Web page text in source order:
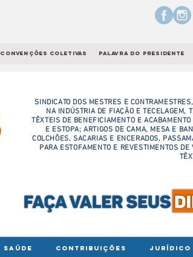
SINDICATO DOS MESTRES E
NA INDÚSTRIA DE FIAÇÃO E TECELAGEM,
TÊXTEIS DE BENEFICIAMENTO E
E ESTOPA; ARTIGOS DE CAMA, MESA E
COLCHÕES, SACARIAS E ENCERADOS,
PARA ESTOFAMENTO E REVESTIMENTOS
SAÚDE CONTRIBUIÇÕES JURÍDICO
convenções coletivas palavra do presidente